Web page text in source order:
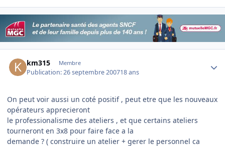
km315 Membre
Publication:26 septembre 200718 ans
On peut voir aussi un coté positif , peut etre que les nouveaux
opérateurs apprecieront
le professionalisme des ateliers , et que certains ateliers
tourneront en 3x8 pour faire face a la
demande ? ( construire un atelier + gerer le personnel ca